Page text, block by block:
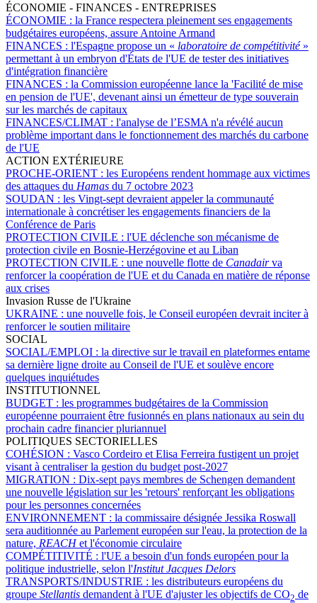
ÉCONOMIE - FINANCES - ENTREPRISES
ÉCONOMIE : la France respectera pleinement ses engagements
budgétaires européens, assure Antoine Armand
FINANCES : l'Espagne propose un « laboratoire de compétitivité»
permettant à un embryon d'États de l'UE de tester des initiatives
d'intégration financière
FINANCES : la Commission européenne lance la 'Facilité de mise
en pension de l'UE', devenant ainsi un émetteur de type souverain
sur les marchés de capitaux
FINANCES/CLIMAT : l'analyse de l’ESMA n'a révélé aucun
problème important dans le fonctionnement des marchés du carbone
de l'UE
ACTION EXTÉRIEURE
PROCHE-ORIENT : les Européens rendent hommage aux victimes
des attaques du Hamas du 7 octobre 2023
SOUDAN : les Vingt-sept devraient appeler la communauté
internationale à concrétiser les engagements financiers de la
Conférence de Paris
PROTECTION CIVILE : l'UE déclenche son mécanisme de
protection civile en Bosnie-Herzégovine et au Liban
PROTECTION CIVILE : une nouvelle flotte de Canadairva
renforcer la coopération de l'UE et du Canada en matière de réponse
aux crises
Invasion Russe de l'Ukraine
UKRAINE : une nouvelle fois, le Conseil européen devrait inciter à
renforcer le soutien militaire
SOCIAL
SOCIAL/EMPLOI : la directive sur le travail en plateformes entame
sa dernière ligne droite au Conseil de l'UE et soulève encore
quelques inquiétudes
INSTITUTIONNEL
BUDGET : les programmes budgétaires de la Commission
européenne pourraient être fusionnés en plans nationaux au sein du
prochain cadre financier pluriannuel
POLITIQUES SECTORIELLES
COHÉSION : Vasco Cordeiro et Elisa Ferreira fustigent un projet
visant à centraliser la gestion du budget post-2027
MIGRATION : Dix-sept pays membres de Schengen demandent
une nouvelle législation sur les 'retours' renforçant les obligations
pour les personnes concernées
ENVIRONNEMENT : la commissaire désignée Jessika Roswall
sera auditionnée au Parlement européen sur l'eau, la protection de la
nature, REACHet l'économie circulaire
COMPÉTITIVITÉ : l'UE a besoin d'un fonds européen pour la
politique industrielle, selon l'Institut Jacques Delors
TRANSPORTS/INDUSTRIE : les distributeurs européens du
groupe Stellantis demandent à l'UE d'ajuster les objectifs de CO2 de